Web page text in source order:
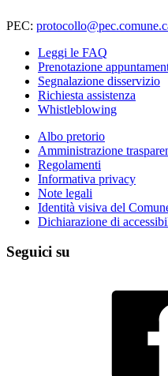
PEC:
Leggi le FAQ
Prenotazione
Segnalazione disservizio
Richiesta assistenza
Whistleblowing
Albo pretorio
Amministrazione
Regolamenti
Informativa privacy
Note legali
Identità visiva del
Dichiarazione di
Seguici su